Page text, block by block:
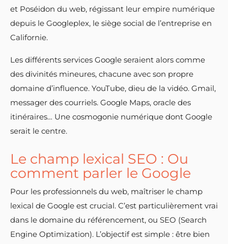
et Poséidon du web, régissant leur empire numérique
depuis le Googleplex, le siège social de l’entreprise en
Californie.
Les différents services Google seraient alors comme
des divinités mineures, chacune avec son propre
domaine d’influence. YouTube, dieu de la vidéo. Gmail,
messager des courriels. Google Maps, oracle des
itinéraires… Une cosmogonie numérique dont Google
serait le centre.
Le champ lexical SEO : Ou
comment parler le Google
Pour les professionnels du web, maîtriser le champ
lexical de Google est crucial. C’est particulièrement vrai
dans le domaine du référencement, ou SEO (Search
Engine Optimization). L’objectif est simple : être bien